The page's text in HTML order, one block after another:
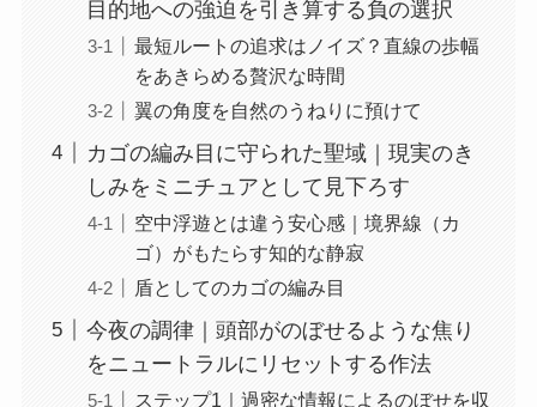
目的地への強迫を引き算する負の選択
最短ルートの追求はノイズ？直線の歩幅
をあきらめる贅沢な時間
翼の角度を自然のうねりに預けて
カゴの編み目に守られた聖域｜現実のき
しみをミニチュアとして見下ろす
空中浮遊とは違う安心感｜境界線（カ
ゴ）がもたらす知的な静寂
盾としてのカゴの編み目
今夜の調律｜頭部がのぼせるような焦り
をニュートラルにリセットする作法
ステップ1｜過密な情報によるのぼせを収